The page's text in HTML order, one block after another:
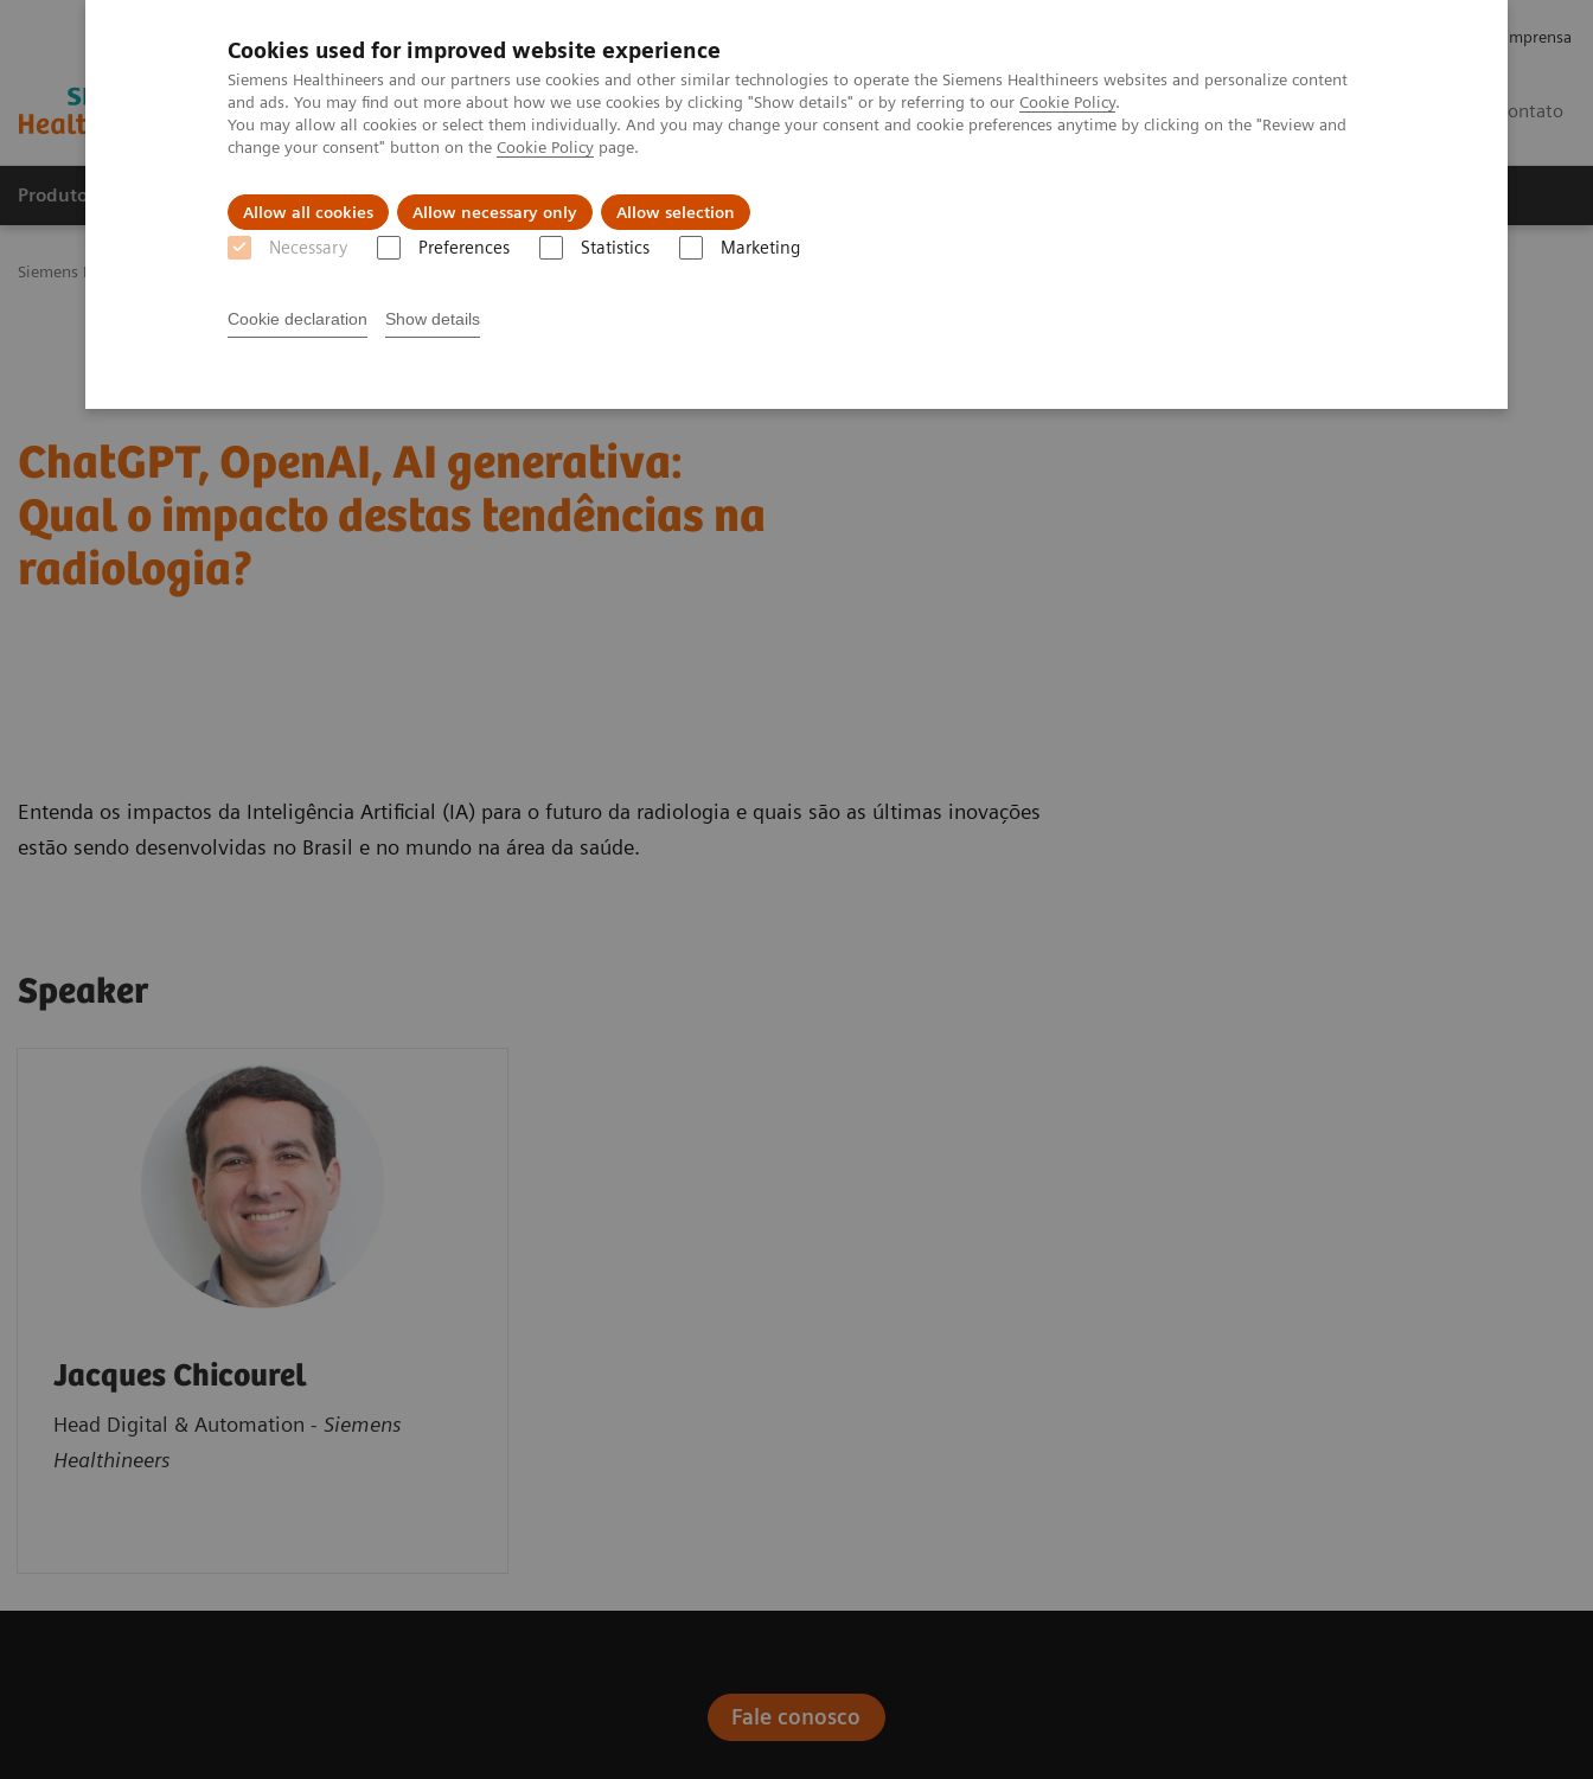
Cookies used for improved website experience
Siemens Healthineers and our partners use cookies and other similar technologies to operate the Siemens Healthineers websites and personalize content
and ads. You may find out more about how we use cookies by clicking "Show details" or by referring to our Cookie Policy.
You may allow all cookies or select them individually. And you may change your consent and cookie preferences anytime by clicking on the "Review and
change your consent" button on the Cookie Policy page.
Allow all cookies Allow necessary only Allow selection
Necessary Preferences Statistics Marketing
Cookie declaration Show details
Imprensa
Contato
Produtos e serviços Especialidades Clínicas e Patologias Serviços de pós-venda
Siemens Healthineers Brasil
ChatGPT, OpenAI, AI generativa:
Qual o impacto destas tendências na
radiologia?
Entenda os impactos da Inteligência Artificial (IA) para o futuro da radiologia e quais são as últimas inovações
estão sendo desenvolvidas no Brasil e no mundo na área da saúde.
Speaker
Jacques Chicourel
Head Digital & Automation - Siemens
Healthineers
Fale conosco